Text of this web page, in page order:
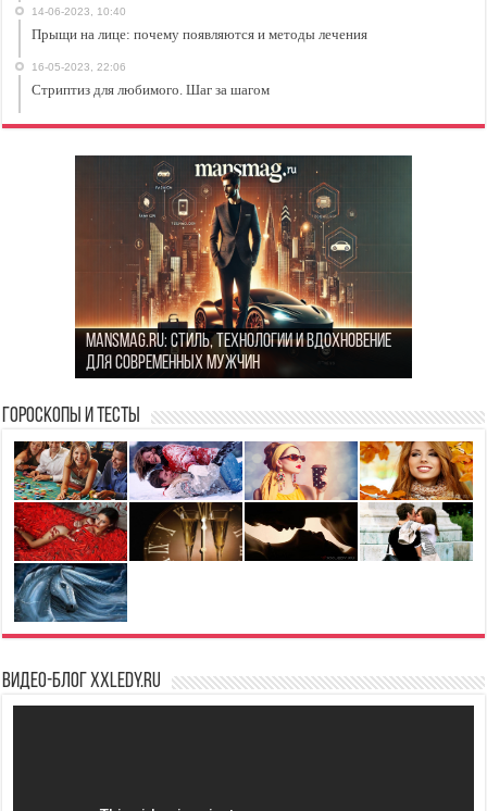
14-06-2023, 10:40
Прыщи на лице: почему появляются и методы лечения
16-05-2023, 22:06
Стриптиз для любимого. Шаг за шагом
MansMag.ru: стиль, технологии и вдохновение
для современных мужчин
Стоит или нет: Несколько вопросов, которые
стоит задать себе перед тем, как сойтись с
бывшим
Как найти гармонию в повседневной жизни: 5
простых шагов
Признаки токсичных отношений
Гороскопы и Тесты
Видео-блог XXLedy.ru